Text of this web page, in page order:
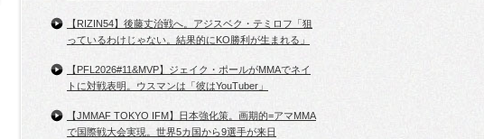
【RIZIN54】後藤丈治戦へ。アジスベク・テミロフ「狙
っているわけじゃない。結果的にKO勝利が生まれる」
【PFL2026#11&MVP】ジェイク・ポールがMMAでネイ
トに対戦表明。ウスマンは「彼はYouTuber」
【JMMAF TOKYO IFM】日本強化策。画期的=アマMMA
で国際戦大会実現。世界5カ国から9選手が来日